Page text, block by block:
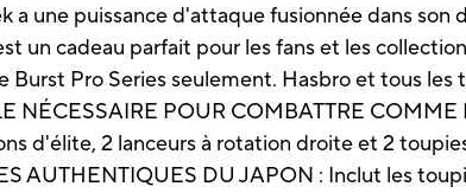
a une puissance d'attaque fusionnée dans
un cadeau parfait pour les fans et les
Burst Pro Series seulement. Hasbro et tous
NÉCESSAIRE POUR COMBATTRE
d'élite, 2 lanceurs à rotation droite et 2
AUTHENTIQUES DU JAPON : Inclut les